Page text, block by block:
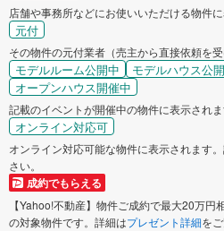
店舗や事務所などにお使いいただける物件に
元付
その物件の元付業者（売主から直接依頼を
モデルルーム公開中 モデルハウス公
オープンハウス開催中
記載のイベントが開催中の物件に表示されま
オンライン対応可
オンライン対応可能な物件に表示されます
さい。
成約でもらえる
【Yahoo!不動産】物件ご成約で最大20万円
の対象物件です。詳細はプレゼント詳細を